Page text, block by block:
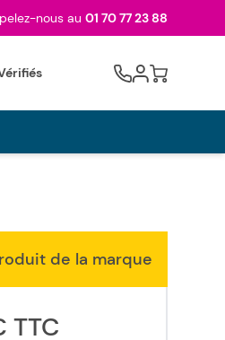
nous au 01 70 77 23 88
Cart
de la marque
TTC